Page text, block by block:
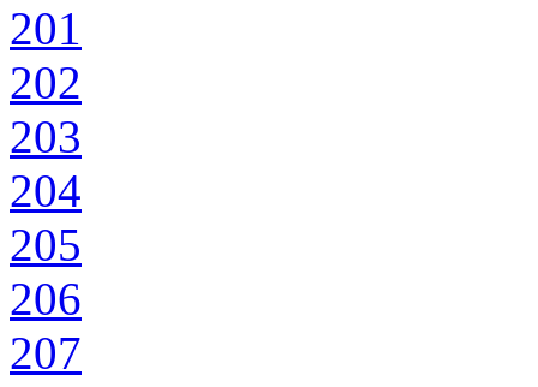
201
202
203
204
205
206
207